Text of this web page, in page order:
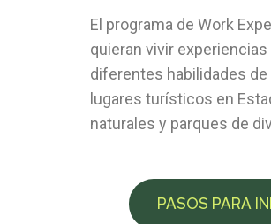
El programa de Work
quieran vivir
diferentes habilidades
lugares turísticos en
naturales y parques de
PASOS PARA